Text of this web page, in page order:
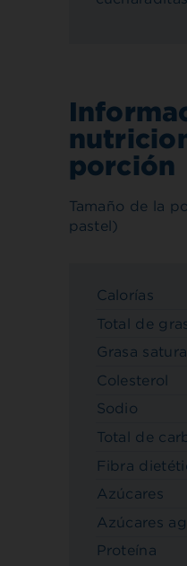
porción
Tamaño de la
pastel)
Calorías
Total de
Grasa
Colesterol
Sodio
Total de
Fibra
Azúcares
Azúcares
Proteína